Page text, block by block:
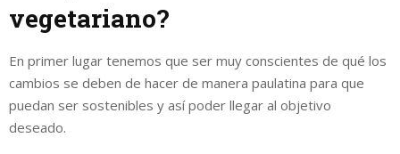
vegetariano?
En primer lugar tenemos que ser muy conscientes de qué los
cambios se deben de hacer de manera paulatina para que
puedan ser sostenibles y así poder llegar al objetivo
deseado.